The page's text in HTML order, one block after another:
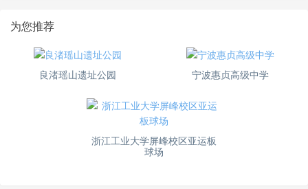
为您推荐
良渚瑶山遗址公园 宁波惠贞高级中学
浙江工业大学屏峰校区亚运板
球场